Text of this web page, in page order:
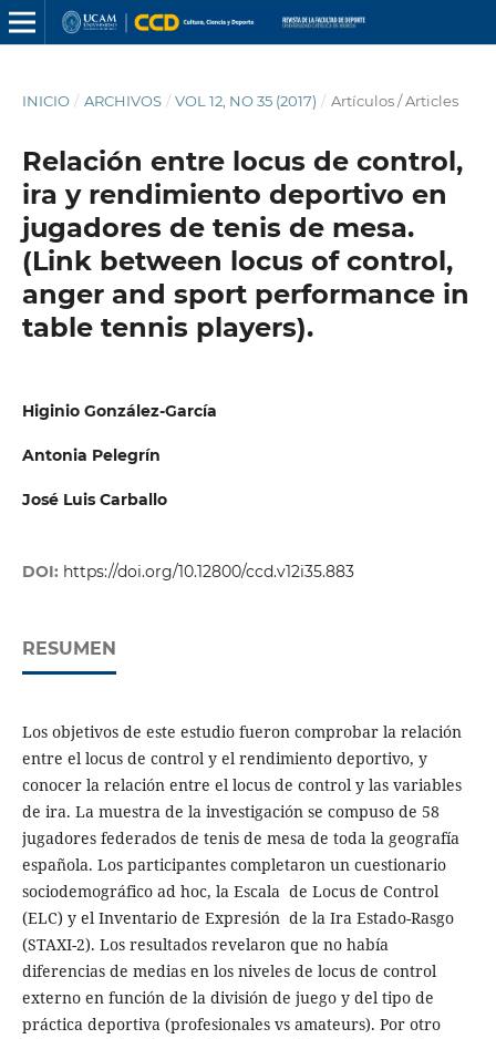
INICIO / ARCHIVOS / VOL 12, NO 35 (2017) / Artículos / Articles
Relación entre locus de control,
ira y rendimiento deportivo en
jugadores de tenis de mesa.
(Link between locus of control,
anger and sport performance in
table tennis players).
Higinio González-García
Antonia Pelegrín
José Luis Carballo
DOI: https://doi.org/10.12800/ccd.v12i35.883
RESUMEN
Los objetivos de este estudio fueron comprobar la relación
entre el locus de control y el rendimiento deportivo, y
conocer la relación entre el locus de control y las variables
de ira. La muestra de la investigación se compuso de 58
jugadores federados de tenis de mesa de toda la geografía
española. Los participantes completaron un cuestionario
sociodemográfico ad hoc, la Escala de Locus de Control
(ELC) y el Inventario de Expresión de la Ira Estado-Rasgo
(STAXI-2). Los resultados revelaron que no había
diferencias de medias en los niveles de locus de control
externo en función de la división de juego y del tipo de
práctica deportiva (profesionales vs amateurs). Por otro